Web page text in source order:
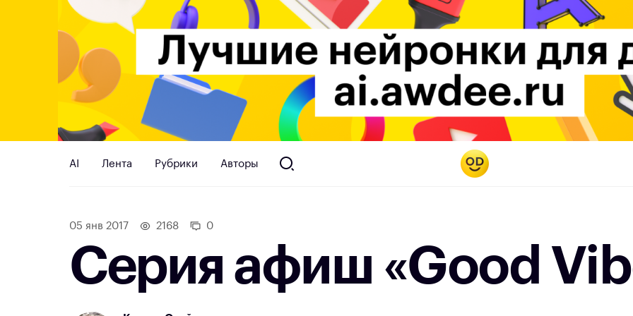
AI Лента Рубрики Авторы
05 янв 2017 2168 0
Серия афиш «Good